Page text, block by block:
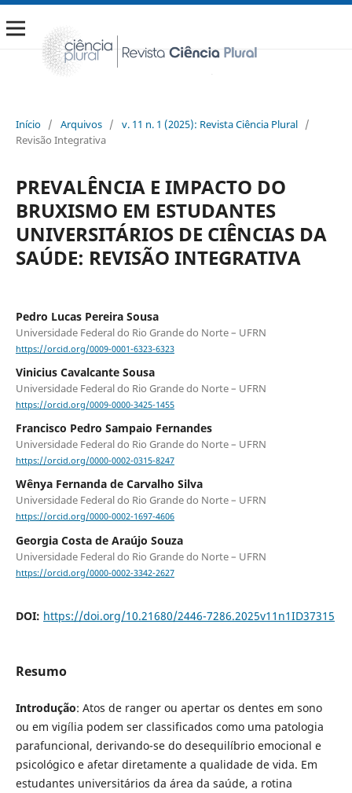
Início / Arquivos / v. 11 n. 1 (2025): Revista Ciência Plural /
Revisão Integrativa
PREVALÊNCIA E IMPACTO DO
BRUXISMO EM ESTUDANTES
UNIVERSITÁRIOS DE CIÊNCIAS DA
SAÚDE: REVISÃO INTEGRATIVA
Pedro Lucas Pereira Sousa
Universidade Federal do Rio Grande do Norte – UFRN
https://orcid.org/0009-0001-6323-6323
Vinicius Cavalcante Sousa
Universidade Federal do Rio Grande do Norte – UFRN
https://orcid.org/0009-0000-3425-1455
Francisco Pedro Sampaio Fernandes
Universidade Federal do Rio Grande do Norte – UFRN
https://orcid.org/0000-0002-0315-8247
Wênya Fernanda de Carvalho Silva
Universidade Federal do Rio Grande do Norte – UFRN
https://orcid.org/0000-0002-1697-4606
Georgia Costa de Araújo Souza
Universidade Federal do Rio Grande do Norte – UFRN
https://orcid.org/0000-0002-3342-2627
DOI: https://doi.org/10.21680/2446-7286.2025v11n1ID37315
Resumo
Introdução: Atos de ranger ou apertar os dentes em sono
ou em vigília podem ser classificados como uma patologia
parafuncional, derivando-se do desequilíbrio emocional e
psicológico e afetar diretamente a qualidade de vida. Em
estudantes universitários da área da saúde, a rotina